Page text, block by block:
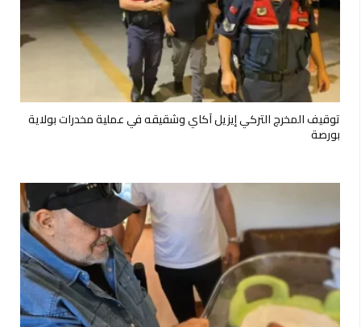
توقيف المخرج التركي إيزيل آكاي وشقيقه في عملية مخدرات بولاية
بورصة